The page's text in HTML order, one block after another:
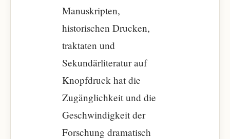
Manuskripten,
historischen Drucken,
traktaten und
Sekundärliteratur auf
Knopfdruck hat die
Zugänglichkeit und die
Geschwindigkeit der
Forschung dramatisch